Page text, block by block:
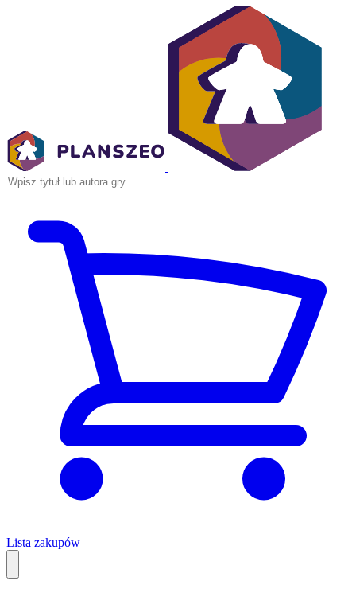
Lista zakupów